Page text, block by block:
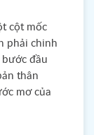
cột mốc
phải chinh
bước đầu
thân
mơ của